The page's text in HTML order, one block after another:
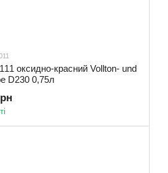
оксидно-красний Vollton- und
D230 0,75л